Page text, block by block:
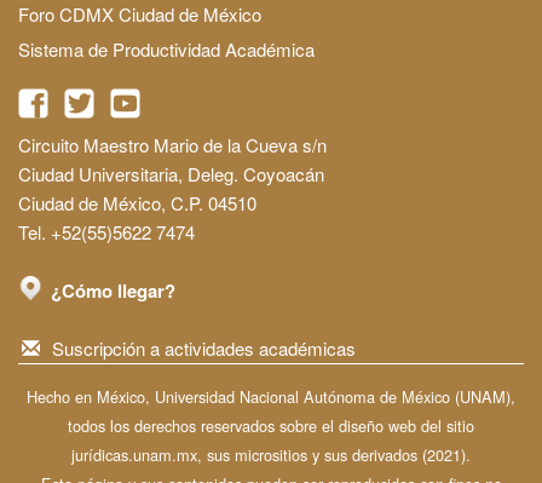
Foro CDMX Ciudad de México
Sistema de Productividad Académica
Circuito Maestro Mario de la Cueva s/n
Ciudad Universitaria, Deleg. Coyoacán
Ciudad de México, C.P. 04510
Tel. +52(55)5622 7474
¿Cómo llegar?
Suscripción a actividades académicas
Hecho en México, Universidad Nacional Autónoma de México (UNAM),
todos los derechos reservados sobre el diseño web del sitio
jurídicas.unam.mx, sus micrositios y sus derivados (2021).